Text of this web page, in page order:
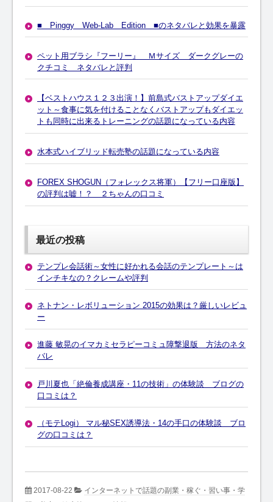
■ Pinggy Web-Lab Edition ■のネタバレと効果を暴露
ペット用ブラシ『フーリー』 Ｍサイズ ダークグレーの
クチコミ ネタバレと評判
【ベストハウス１２３出演！】前島式バストアップダイエ
ット～食事に気を付けることなくバストアップもダイエッ
トも同時に出来るトレーニングの話題になっている内容
水本式ハイブリッド転売塾の話題になっている内容
FOREX SHOGUN（フォレックス将軍）【フリー口座版】
の評判は嘘！？ ２ちゃんの口コミ
最近の投稿
テンプレ会話術～女性に好かれる会話のテンプレート～は
インチキなの？クレームや評判
ネトナン・レボリューション 2015の効果は？厳しいレビュ
ー
進藤 敏晃のイマカミセラピーコミュ障撃退版 方法のネタ
バレ
戸川夏也「絶倫養成講座・11の技術」の体験談 ブログの
口コミは？
（モテLogi） マル秘SEX誘導法・14の手口の体験談 ブロ
グの口コミは？
2017-08-22
インターネットで話題の副業・稼ぐ・習い事・学